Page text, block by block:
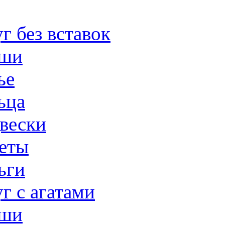
без вставок
с агатами